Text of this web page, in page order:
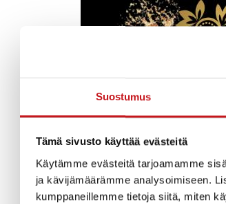
Suostumus
Tämä sivusto käyttää evästeitä
Käytämme evästeitä tarjoamamme
ja kävijämäärämme analysoimiseen.
kumppaneillemme tietoja siitä, miten